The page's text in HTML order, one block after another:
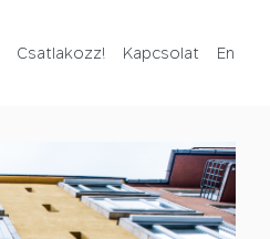
Csatlakozz! Kapcsolat En
Csatlakozz!
Kapcsolat